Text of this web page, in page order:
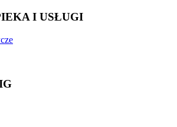
I USŁUGI